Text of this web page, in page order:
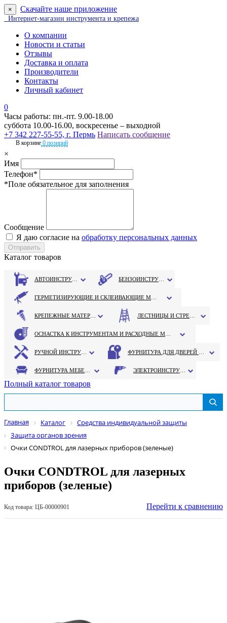
× Скачайте наше приложение
Интернет-магазин инструмента и крепежа
О компании
Новости и статьи
Отзывы
Доставка и оплата
Производители
Контакты
Личный кабинет
0
Часы работы: пн.-пт. 9.00-18.00
суббота 10.00-16.00, воскресенье – выходной
+7 342 227-55-55, г. Пермь Написать сообщение
В корзине 0 позиций
×
Имя
Телефон*
*Поле обязательное для заполнения
Сообщение
Я даю согласие на обработку персональных данных
Каталог товаров
Полный каталог товаров
Главная Каталог
Средства индивидуальной защиты
Защита органов зрения
Очки CONDTROL для лазерных приборов (зеленые)
Очки CONDTROL для лазерных
приборов (зеленые)
Код товара: ЦБ-00000901 Перейти к сравнению